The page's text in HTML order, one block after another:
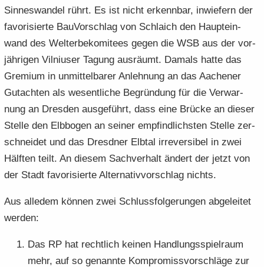
Sin­nes­wan­del rührt. Es ist nicht er­kenn­bar, in­wie­fern der
fa­vo­ri­sier­te Bau­Vor­schlag von Schlaich den Haupt­ein­
wand des Welt­erbe­ko­mi­tees gegen die WSB aus der vor­
jäh­ri­gen Vil­ni­user Ta­gung aus­räumt. Da­mals hatte das
Gre­mi­um in un­mit­tel­ba­rer An­leh­nung an das Aa­che­ner
Gut­ach­ten als we­sent­li­che Be­grün­dung für die Ver­war­
nung an Dres­den aus­ge­führt, dass eine Brü­cke an die­ser
Stel­le den Elb­bo­gen an sei­ner emp­find­lichs­ten Stel­le zer­
schnei­det und das Dresd­ner Elb­tal ir­rever­si­bel in zwei
Hälf­ten teilt. An die­sem Sach­ver­halt än­dert der jetzt von
der Stadt fa­vo­ri­sier­te Al­ter­na­tiv­vor­schlag nichts.
Aus al­le­dem kön­nen zwei Schluss­fol­ge­run­gen ab­ge­lei­tet
wer­den:
Das RP hat recht­lich kei­nen Hand­lungs­spiel­raum
mehr, auf so ge­nann­te Kom­pro­miss­vor­schlä­ge zur